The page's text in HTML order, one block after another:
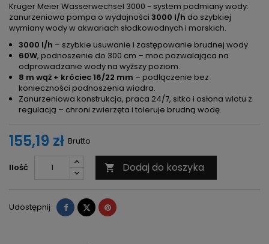
Kruger Meier Wasserwechsel 3000 - system podmiany wody:
zanurzeniowa pompa o wydajności 3000 l/h do szybkiej
wymiany wody w akwariach słodkowodnych i morskich.
3000 l/h – szybkie usuwanie i zastępowanie brudnej wody.
60W, podnoszenie do 300 cm – moc pozwalająca na
odprowadzanie wody na wyższy poziom.
8 m wąż + króciec 16/22 mm – podłączenie bez
konieczności podnoszenia wiadra.
Zanurzeniowa konstrukcja, praca 24/7, sitko i osłona wlotu z
regulacją – chroni zwierzęta i toleruje brudną wodę.
155,19 zł Brutto
Ilość  Dodaj do koszyka
Udostępnij Udostępnij
TweetujPinterest